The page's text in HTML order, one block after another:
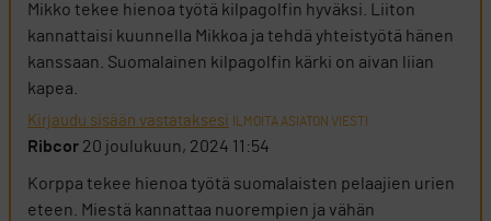
Mikko tekee hienoa työtä kilpagolfin hyväksi. Liiton
kannattaisi kuunnella Mikkoa ja tehdä yhteistyötä hänen
kanssaan. Suomalainen kilpagolfin kärki on aivan liian
kapea.
Kirjaudu sisään vastataksesi ILMOITA ASIATON VIESTI
Ribcor 20 joulukuun, 2024 11:54
Korppa tekee hienoa työtä suomalaisten pelaajien urien
eteen. Miestä kannattaa nuorempien ja vähän